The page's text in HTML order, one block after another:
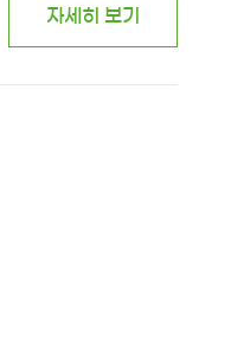
자세히 보기